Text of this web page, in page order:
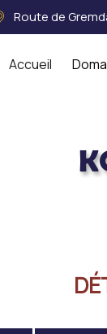
Route de
Accueil